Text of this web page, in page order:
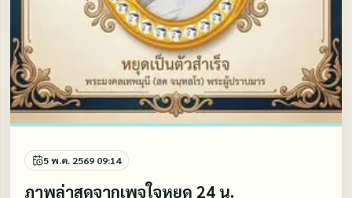
5 พ.ค. 2569 09:14
ภาพล่าสุดจากเพจใจหยุด 24 น.